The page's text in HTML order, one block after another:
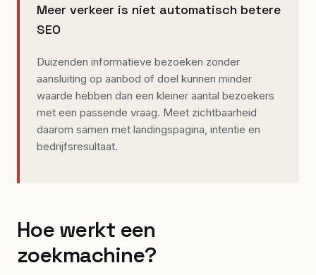
Meer verkeer is niet automatisch betere
SEO
Duizenden informatieve bezoeken zonder
aansluiting op aanbod of doel kunnen minder
waarde hebben dan een kleiner aantal bezoekers
met een passende vraag. Meet zichtbaarheid
daarom samen met landingspagina, intentie en
bedrijfsresultaat.
Hoe werkt een
zoekmachine?